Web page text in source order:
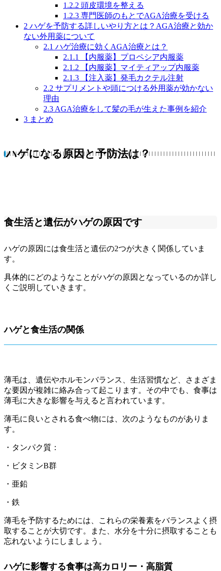
1.2.2 頭皮環境を整える
1.2.3 専門医師のもとでAGA治療を受ける
2 ハゲを予防する詳しいやり方とは？AGA治療と効か
ない外用薬について
2.1 ハゲ治療に効くAGA治療とは？
2.1.1
【内服薬】プロペシア内服薬
2.1.2 【内服薬】マイティアップ内服薬
2.1.3 【注入薬】発毛カクテル注射
2.2 サプリメントや頭につける外用薬が効かない
理由
2.3 AGA治療をして髪の毛が生えた事例を紹介
3 まとめ
ハゲになる原因と予防法は？
食生活と遺伝がハゲの原因です
ハゲの原因には食生活と遺伝の2つが大きく関係していま
す。
具体的にどのようなことがハゲの原因となっているのか詳し
くご説明していきます。
ハゲと食生活の関係
薄毛は、遺伝やホルモンバランス、生活習慣など、さまざま
な要因が複雑に絡み合って起こります。その中でも、食事は
薄毛に大きな影響を与えると言われています。
薄毛に良いとされる食べ物には、次のようなものがありま
す。
・タンパク質：
・ビタミンB群
・亜鉛
・鉄
薄毛を予防するためには、これらの栄養素をバランスよく摂
取することが大切です。また、水分を十分に摂取することも
忘れないようにしましょう。
ハゲに影響する食事は高カロリー・高脂質